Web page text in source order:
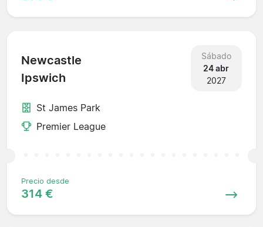
Newcastle
Ipswich
Sábado
24 abr
2027
St James Park
Premier League
Precio desde
314 €